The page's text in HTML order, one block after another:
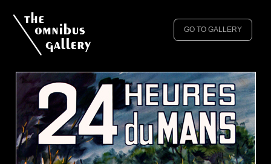
GO TO GALLERY